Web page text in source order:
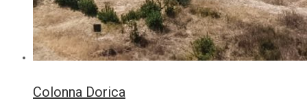
Colonna Dorica